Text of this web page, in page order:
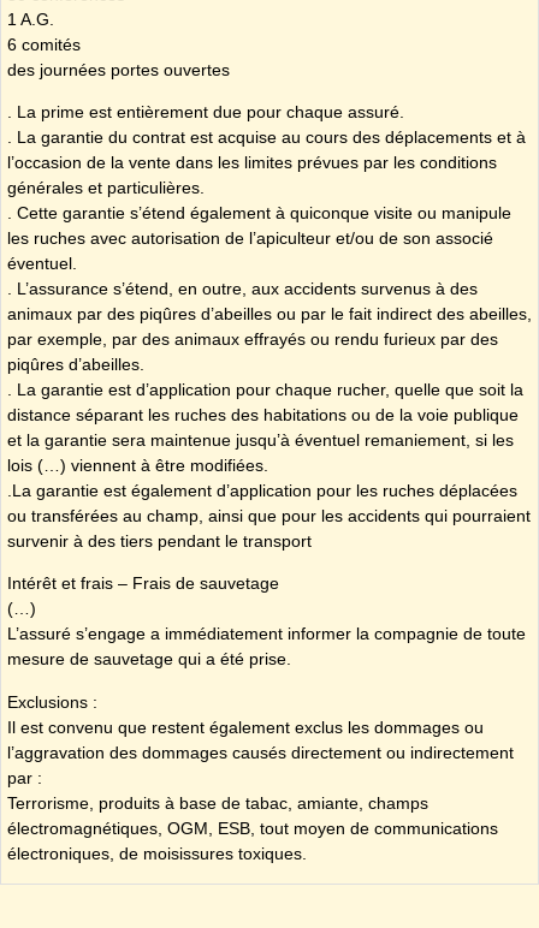
​1 A.G.
​6 comités
​des journées portes ouvertes
. La prime est entièrement due pour chaque assuré.
. La garantie du contrat est acquise au cours des déplacements et à
l’occasion de la vente dans les limites prévues par les conditions
générales et particulières.
. Cette garantie s’étend également à quiconque visite ou manipule
les ruches avec autorisation de l’apiculteur et/ou de son associé
éventuel.
. L’assurance s’étend, en outre, aux accidents survenus à des
animaux par des piqûres d’abeilles ou par le fait indirect des abeilles,
par exemple, par des animaux effrayés ou rendu furieux par des
piqûres d’abeilles.
. La garantie est d’application pour chaque rucher, quelle que soit la
distance séparant les ruches des habitations ou de la voie publique
et la garantie sera maintenue jusqu’à éventuel remaniement, si les
lois (…) viennent à être modifiées.
.La garantie est également d’application pour les ruches déplacées
ou transférées au champ, ainsi que pour les accidents qui pourraient
survenir à des tiers pendant le transport
Intérêt et frais – Frais de sauvetage
(…)
L’assuré s’engage a immédiatement informer la compagnie de toute
mesure de sauvetage qui a été prise.
Exclusions :
Il est convenu que restent également exclus les dommages ou
l’aggravation des dommages causés directement ou indirectement
par :
​Terrorisme, produits à base de tabac, amiante, champs
électromagnétiques, OGM, ESB, tout moyen de communications
électroniques, de moisissures toxiques.